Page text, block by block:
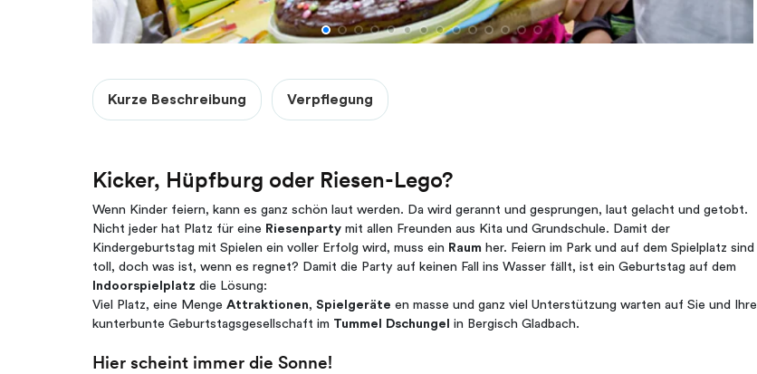
Kurze Beschreibung Verpflegung
Kicker, Hüpfburg oder Riesen-Lego?
Wenn Kinder feiern, kann es ganz schön laut werden. Da wird gerannt und gesprungen, laut gelacht und getobt.
Nicht jeder hat Platz für eine Riesenparty mit allen Freunden aus Kita und Grundschule. Damit der
Kindergeburtstag mit Spielen ein voller Erfolg wird, muss ein Raum her. Feiern im Park und auf dem Spielplatz sind
toll, doch was ist, wenn es regnet? Damit die Party auf keinen Fall ins Wasser fällt, ist ein Geburtstag auf dem
Indoorspielplatz die Lösung:
Viel Platz, eine Menge Attraktionen, Spielgeräte en masse und ganz viel Unterstützung warten auf Sie und Ihre
kunterbunte Geburtstagsgesellschaft im Tummel Dschungel in Bergisch Gladbach.
Hier scheint immer die Sonne!